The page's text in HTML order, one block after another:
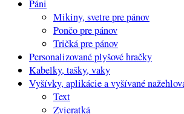
Páni
Mikiny, svetre pre pánov
Pončo pre pánov
Tričká pre pánov
Personalizované plyšové hračky
Kabelky, tašky, vaky
Vyšívky, aplikácie a vyšívané
Text
Zvieratká